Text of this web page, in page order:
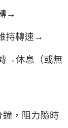
→
持轉速→
→休息（或無
鐘，阻力隨時